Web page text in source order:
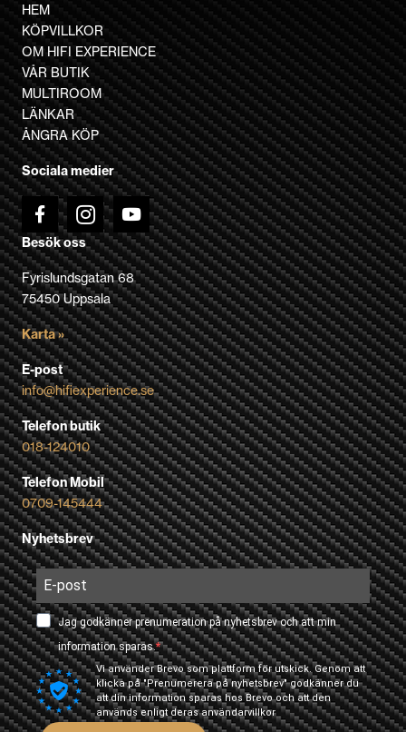
varianter.
De
olika
alternativen
kan
väljas
på
produktsidan
HEM
KÖPVILLKOR
OM HIFI EXPERIENCE
VÅR BUTIK
MULTIROOM
LÄNKAR
ÅNGRA KÖP
Sociala medier
Besök oss
Fyrislundsgatan 68
75450 Uppsala
Karta »
E-post
info@hifiexperience.se
Telefon butik
018-124010
Telefon Mobil
0709-145444
Nyhetsbrev
Jag godkänner prenumeration på nyhetsbrev och att min
information sparas.
Vi använder Brevo som plattform för utskick. Genom att
klicka på "Prenumerera på nyhetsbrev" godkänner du
att din information sparas hos Brevo och att den
används enligt derasanvändarvillkor